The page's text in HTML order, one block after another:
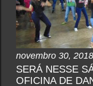
novembro 30, 2018
SERÁ NESSE
OFICINA DE